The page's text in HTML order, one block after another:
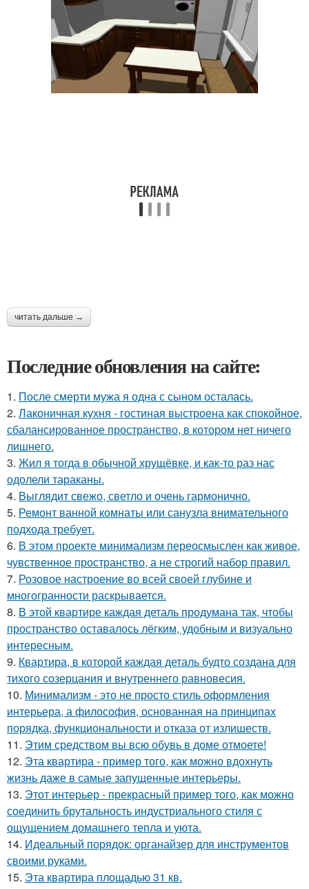
читать дальше →
Последние обновления на сайте:
1. После смерти мужа я одна с сыном осталась.
2. Лаконичная кухня - гостиная выстроена как спокойное,
сбалансированное пространство, в котором нет ничего
лишнего.
3. Жил я тогда в обычной хрущёвке, и как-то раз нас
одолели тараканы.
4. Выглядит свежо, светло и очень гармонично.
5. Ремонт ванной комнаты или санузла внимательного
подхода требует.
6. В этом проекте минимализм переосмыслен как живое,
чувственное пространство, а не строгий набор правил.
7. Розовое настроение во всей своей глубине и
многогранности раскрывается.
8. В этой квартире каждая деталь продумана так, чтобы
пространство оставалось лёгким, удобным и визуально
интересным.
9. Квартира, в которой каждая деталь будто создана для
тихого созерцания и внутреннего равновесия.
10. Минимализм - это не просто стиль оформления
интерьера, а философия, основанная на принципах
порядка, функциональности и отказа от излишеств.
11. Этим средством вы всю обувь в доме отмоете!
12. Эта квартира - пример того, как можно вдохнуть
жизнь даже в самые запущенные интерьеры.
13. Этот интерьер - прекрасный пример того, как можно
соединить брутальность индустриального стиля с
ощущением домашнего тепла и уюта.
14. Идеальный порядок: органайзер для инструментов
своими руками.
15. Эта квартира площадью 31 кв.